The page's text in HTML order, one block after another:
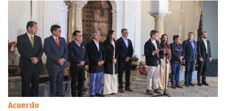
Acuerdo